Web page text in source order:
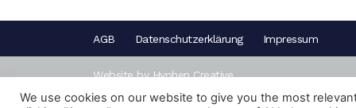
AGB Datenschutzerklärung Impressum
Website by Hyphen Creative
We use cookies on our website to give you the most